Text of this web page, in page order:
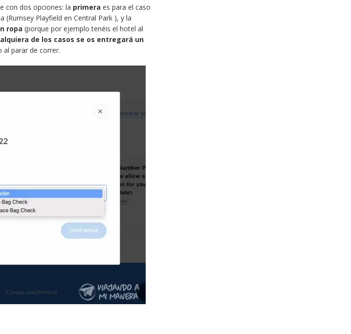
con dos opciones: la primera es para el caso
(Rumsey Playfield en Central Park ), y la
ropa (porque por ejemplo tenéis el hotel al
de los casos se os entregará un
al parar de correr.